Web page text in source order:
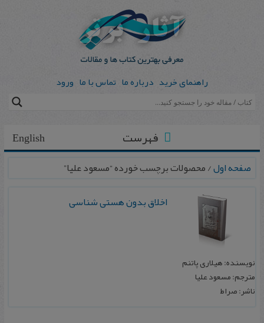
راهنمای خرید درباره ما تماس با ما ورود
English فهرست
صفحه اول/ محصولات برچسب خورده “مسعود علیا”
اخلاق بدون هستی‌ شناسی
نویسنده: هیلاری پاتنم
مترجم: مسعود علیا
ناشر: صراط